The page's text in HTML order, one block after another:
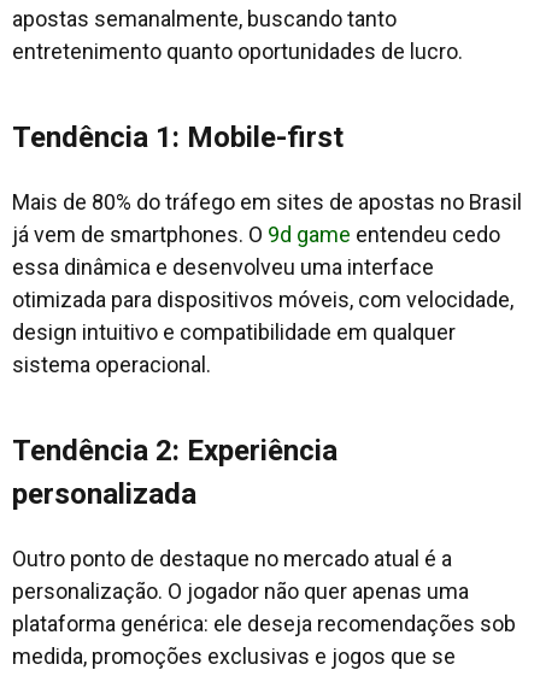
apostas semanalmente, buscando tanto
entretenimento quanto oportunidades de lucro.
Tendência 1: Mobile-first
Mais de 80% do tráfego em sites de apostas no Brasil
já vem de smartphones. O 9d game entendeu cedo
essa dinâmica e desenvolveu uma interface
otimizada para dispositivos móveis, com velocidade,
design intuitivo e compatibilidade em qualquer
sistema operacional.
Tendência 2: Experiência
personalizada
Outro ponto de destaque no mercado atual é a
personalização. O jogador não quer apenas uma
plataforma genérica: ele deseja recomendações sob
medida, promoções exclusivas e jogos que se